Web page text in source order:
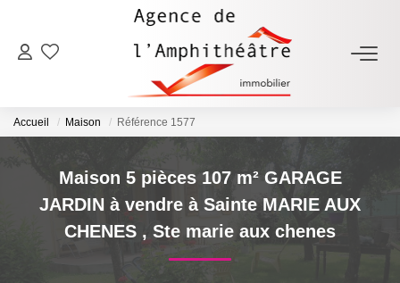
ACHETER
ESTIMER
Accueil Maison Référence 1577
Maison 5 pièces 107 m² GARAGE
JARDIN à vendre à Sainte MARIE AUX
CHENES , Ste marie aux chenes